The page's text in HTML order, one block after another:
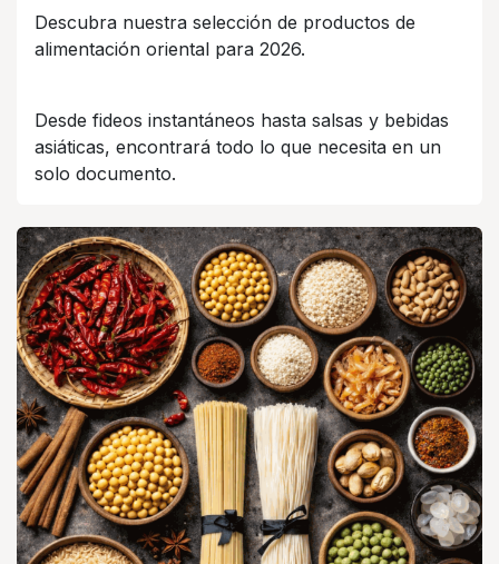
Descubra nuestra selección de productos de
alimentación oriental para 2026.
Desde fideos instantáneos hasta salsas y bebidas
asiáticas, encontrará todo lo que necesita en un
solo documento.